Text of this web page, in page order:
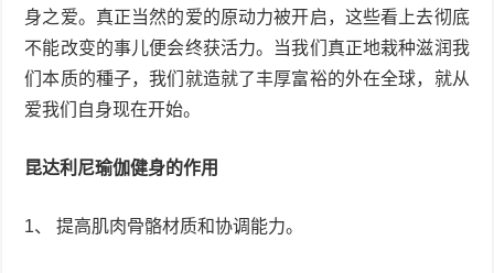
身之爱。真正当然的爱的原动力被开启，这些看上去彻底
不能改变的事儿便会终获活力。当我们真正地栽种滋润我
们本质的種子，我们就造就了丰厚富裕的外在全球，就从
爱我们自身现在开始。
昆达利尼瑜伽健身的作用
1、 提高肌肉骨骼材质和协调能力。